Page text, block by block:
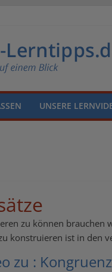
UNSERE
zu können brauchen
konstruieren ist in den
zu :